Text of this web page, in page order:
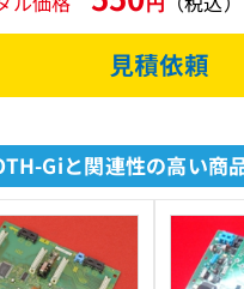
Giと関連性の高い商